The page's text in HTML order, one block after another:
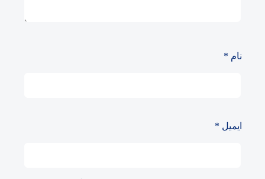
نام *
ایمیل *